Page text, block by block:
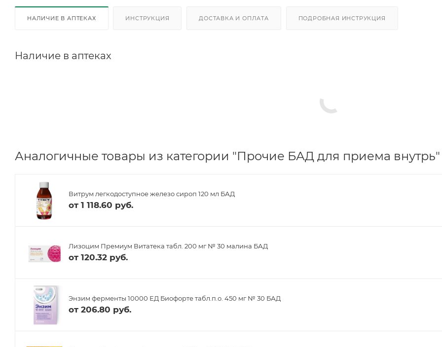
НАЛИЧИЕ В АПТЕКАХ ИНСТРУКЦИЯ ДОСТАВКА И ОПЛАТА ПОДРОБНАЯ ИНСТРУКЦИЯ
Наличие в аптеках
Аналогичные товары из категории "Прочие БАД для приема внутрь"
Витрум легкодоступное железо сироп 120 мл БАД
от 1 118.60 руб.
Лизоцим Премиум Витатека табл. 200 мг № 30 малина БАД
от 120.32 руб.
Энзим ферменты 10000 ЕД Биофорте табл.п.о. 450 мг № 30 БАД
от 206.80 руб.